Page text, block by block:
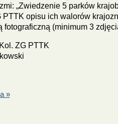
„Zwiedzenie 5 parków
PTTK opisu ich walorów
fotograficzną (minimum 3
ZG PTTK
»